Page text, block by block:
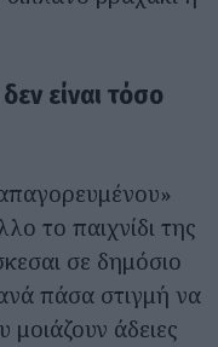
είναι τόσο
το παιχνίδι της
σε δημόσιο
πάσα στιγμή να
άδειες